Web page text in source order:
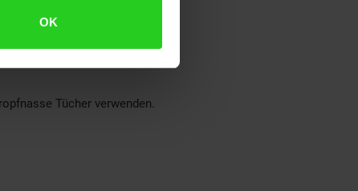
OK
Tücher verwenden.